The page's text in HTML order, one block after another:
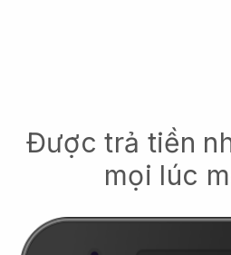
Được trả tiền
mọi lúc